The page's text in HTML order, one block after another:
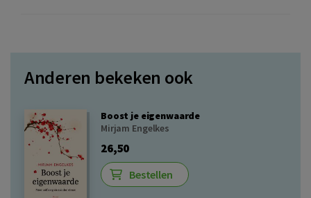
Anderen bekeken ook
Boost je eigenwaarde
Mirjam Engelkes
26,50
Bestellen